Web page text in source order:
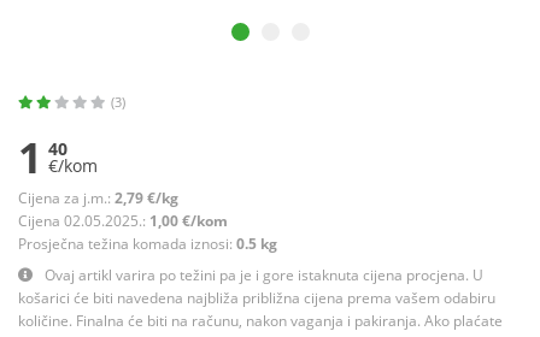
(3)
1 40
€/kom
Cijena za j.m.: 2,79 €/kg
Cijena 02.05.2025.: 1,00 €/kom
Prosječna težina komada iznosi: 0.5 kg
Ovaj artikl varira po težini pa je i gore istaknuta cijena procjena. U
košarici će biti navedena najbliža približna cijena prema vašem odabiru
količine. Finalna će biti na računu, nakon vaganja i pakiranja. Ako plaćate